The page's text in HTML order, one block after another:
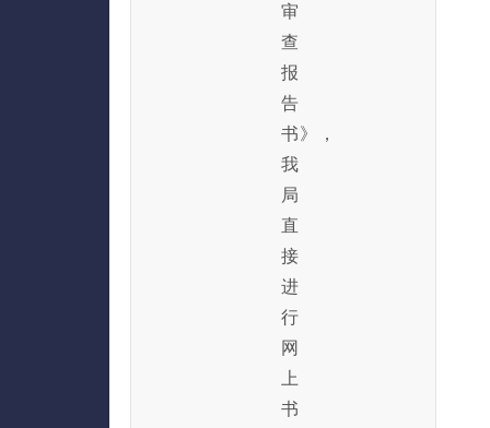
审
查
报
告
书》，
我
局
直
接
进
行
网
上
书